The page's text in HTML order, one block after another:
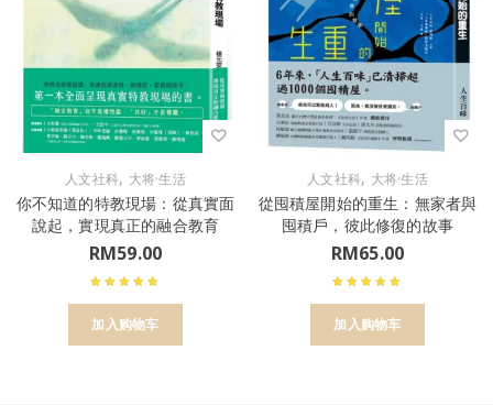
人文社科, 大将·生活
你不知道的特教現場：從真實面
說起，實現真正的融合教育
RM59.00
加入购物车
人文社科, 大将·生活
從囤積屋開始的重生：無家者與
囤積戶，彼此修復的故事
RM65.00
加入购物车